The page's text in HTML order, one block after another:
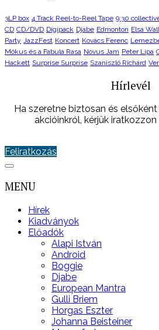
3LP box 4 Track Reel-to-Reel Tape 9:30
CD CD/DVD Digipack Djabe Edmonton Elsa
Party JazzFest Koncert Kovács Ferenc
Mókus és a Fabula Rasa Novus Jam Peter Lipa
Hackett Surprise Surprise Szaniszló Richárd
Hírlevél
Ha szeretne biztosan és
akcióinkról, kérjük
Feliratkozás
MENU
Hírek
Kiadványok
Előadók
Alapi István
Android
Boggie
Djabe
European Mantra
Gulli Briem
Horgas Eszter
Johanna Beisteiner